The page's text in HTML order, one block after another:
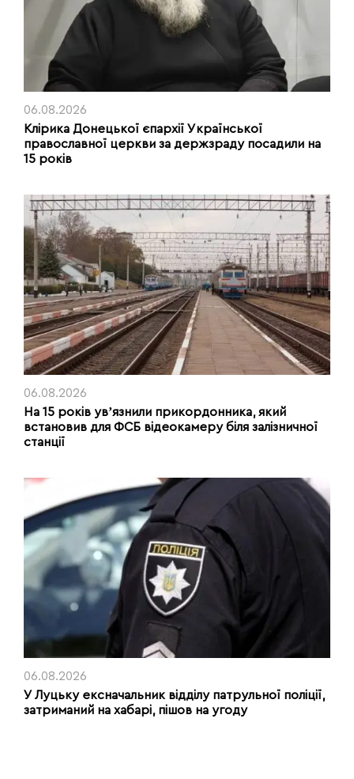
06.08.2026
Клірика Донецької єпархії Української
православної церкви за держзраду посадили на
15 років
06.08.2026
На 15 років увʼязнили прикордонника, який
встановив для ФСБ відеокамеру біля залізничної
станції
06.08.2026
У Луцьку ексначальник відділу патрульної поліції,
затриманий на хабарі, пішов на угоду